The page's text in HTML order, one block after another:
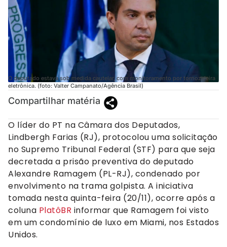
O deputado estava sob medida cautelar, com monitoramento por tornozeleira
eletrônica. (foto: Valter Campanato/Agência Brasil)
Compartilhar matéria
O líder do PT na Câmara dos Deputados,
Lindbergh Farias (RJ), protocolou uma solicitação
no Supremo Tribunal Federal (STF) para que seja
decretada a prisão preventiva do deputado
Alexandre Ramagem (PL-RJ), condenado por
envolvimento na trama golpista. A iniciativa
tomada nesta quinta-feira (20/11), ocorre após a
coluna PlatôBR informar que Ramagem foi visto
em um condomínio de luxo em Miami, nos Estados
Unidos.